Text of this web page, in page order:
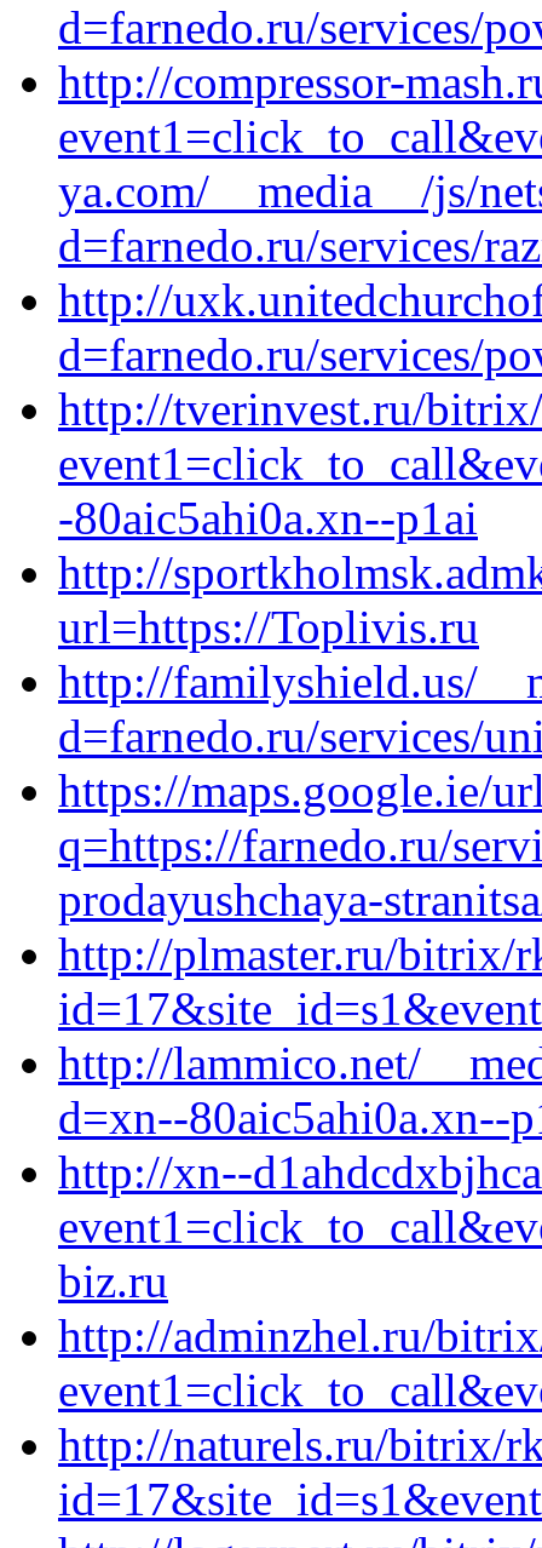
d=farnedo.ru/services/
http://compressor-
ya.com/__media__/js/
d=farnedo.ru/services/
http://
d=farnedo.ru/services/
http://tverinvest.ru/
-80aic5ahi0a.xn--p1ai
http://
url=https://Toplivis.ru
http://familyshield.us/
d=farnedo.ru/services/
https://maps.google.ie/
q=https://farnedo.ru/
prodayushchaya-
http://plmaster.ru/bitrix/
http://lammico.net/
d=xn--80aic5ahi0a.xn--
http://xn--
biz.ru
http://adminzhel.ru/
http://naturels.ru/bitrix/